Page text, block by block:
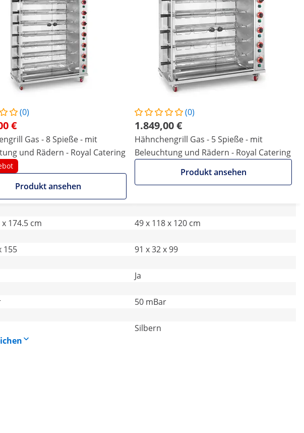
(0)
€
Gas - 8 Spieße - mit
und Rädern - Royal Catering
Produkt ansehen
(0)
1.849,00 €
Hähnchengrill Gas - 5 Spieße - mit
Beleuchtung und Rädern - Royal Catering
Produkt ansehen
174.5 cm
49 x 118 x 120 cm
155
91 x 32 x 99
Ja
50 mBar
Silbern